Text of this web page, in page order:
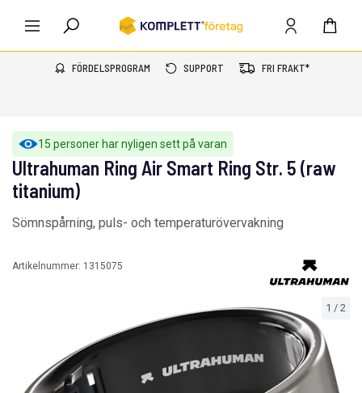
FÖRDELSPROGRAM SUPPORT FRI FRAKT*
15 personer har nyligen sett på varan
1 / 2
Ultrahuman Ring Air Smart Ring Str. 5 (raw
titanium)
Sömnspårning, puls- och temperaturövervakning
Artikelnummer: 1315075